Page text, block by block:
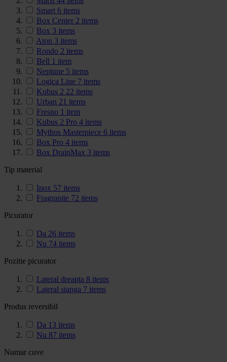
Smart 6 items
Box Center 2 items
Box 3 items
Aton 3 items
Rondo 2 items
Bell 1 item
Neptune 5 items
Logica Line 7 items
Kubus 2 22 items
Urban 21 items
Fresno 1 item
Kubus 2 Pro 4 items
Mythos Masterpiece 6 items
Box Pro 4 items
Box DrainMax 3 items
Tip material
Inox 57 items
Fragranite 72 items
Picurator
Da 26 items
Nu 74 items
Pozitie picurator
Lateral dreapta 8 items
Lateral stanga 7 items
Produs reversibil
Da 13 items
Nu 87 items
Numar cuve